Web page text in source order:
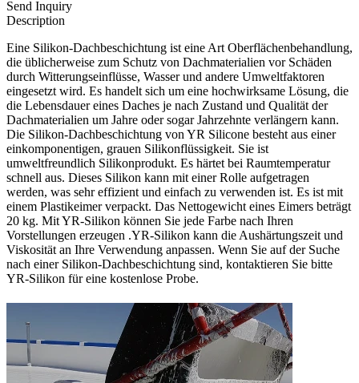
Send Inquiry
Description
Eine Silikon-Dachbeschichtung ist eine Art Oberflächenbehandlung,
die üblicherweise zum Schutz von Dachmaterialien vor Schäden
durch Witterungseinflüsse, Wasser und andere Umweltfaktoren
eingesetzt wird. Es handelt sich um eine hochwirksame Lösung, die
die Lebensdauer eines Daches je nach Zustand und Qualität der
Dachmaterialien um Jahre oder sogar Jahrzehnte verlängern kann.
Die Silikon-Dachbeschichtung von YR Silicone besteht aus einer
einkomponentigen, grauen Silikonflüssigkeit. Sie ist
umweltfreundlich Silikonprodukt. Es härtet bei Raumtemperatur
schnell aus. Dieses Silikon kann mit einer Rolle aufgetragen
werden, was sehr effizient und einfach zu verwenden ist. Es ist mit
einem Plastikeimer verpackt. Das Nettogewicht eines Eimers beträgt
20 kg. Mit YR-Silikon können Sie jede Farbe nach Ihren
Vorstellungen erzeugen .YR-Silikon kann die Aushärtungszeit und
Viskosität an Ihre Verwendung anpassen. Wenn Sie auf der Suche
nach einer Silikon-Dachbeschichtung sind, kontaktieren Sie bitte
YR-Silikon für eine kostenlose Probe.